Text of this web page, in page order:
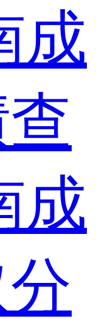
成
成